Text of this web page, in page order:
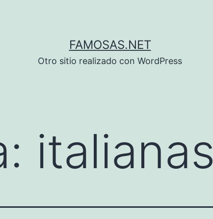
FAMOSAS.NET
Otro sitio realizado con WordPress
italianas